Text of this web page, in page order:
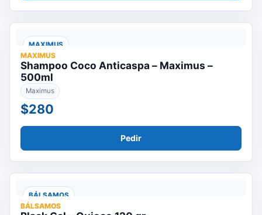
MAXIMUS
MAXIMUS
Shampoo Coco Anticaspa – Maximus –
500ml
Maximus
$280
Pedir
BÁLSAMOS
BÁLSAMOS